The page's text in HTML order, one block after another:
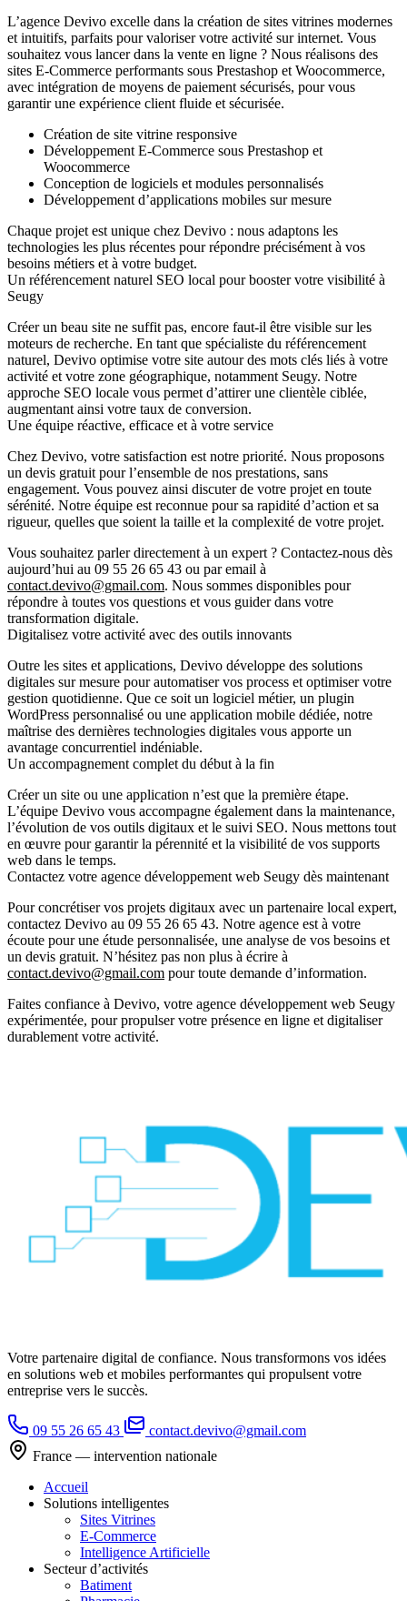
L’agence Devivo excelle dans la création de sites vitrines modernes
et intuitifs, parfaits pour valoriser votre activité sur internet. Vous
souhaitez vous lancer dans la vente en ligne ? Nous réalisons des
sites E-Commerce performants sous Prestashop et Woocommerce,
avec intégration de moyens de paiement sécurisés, pour vous
garantir une expérience client fluide et sécurisée.
Création de site vitrine responsive
Développement E-Commerce sous Prestashop et
Woocommerce
Conception de logiciels et modules personnalisés
Développement d’applications mobiles sur mesure
Chaque projet est unique chez Devivo : nous adaptons les
technologies les plus récentes pour répondre précisément à vos
besoins métiers et à votre budget.
Un référencement naturel SEO local pour booster votre visibilité à
Seugy
Créer un beau site ne suffit pas, encore faut-il être visible sur les
moteurs de recherche. En tant que spécialiste du référencement
naturel, Devivo optimise votre site autour des mots clés liés à votre
activité et votre zone géographique, notamment Seugy. Notre
approche SEO locale vous permet d’attirer une clientèle ciblée,
augmentant ainsi votre taux de conversion.
Une équipe réactive, efficace et à votre service
Chez Devivo, votre satisfaction est notre priorité. Nous proposons
un devis gratuitpour l’ensemble de nos prestations, sans
engagement. Vous pouvez ainsi discuter de votre projet en toute
sérénité. Notre équipe est reconnue pour sa rapidité d’action et sa
rigueur, quelles que soient la taille et la complexité de votre projet.
Vous souhaitez parler directement à un expert ? Contactez-nous dès
aujourd’hui au 09 55 26 65 43 ou par email à
contact.devivo@gmail.com. Nous sommes disponibles pour
répondre à toutes vos questions et vous guider dans votre
transformation digitale.
Digitalisez votre activité avec des outils innovants
Outre les sites et applications, Devivo développe des solutions
digitales sur mesure pour automatiser vos process et optimiser votre
gestion quotidienne. Que ce soit un logiciel métier, un plugin
WordPress personnalisé ou une application mobile dédiée, notre
maîtrise des dernières technologies digitales vous apporte un
avantage concurrentiel indéniable.
Un accompagnement complet du début à la fin
Créer un site ou une application n’est que la première étape.
L’équipe Devivo vous accompagne également dans la maintenance,
l’évolution de vos outils digitaux et le suivi SEO. Nous mettons tout
en œuvre pour garantir la pérennité et la visibilité de vos supports
web dans le temps.
Contactez votre agence développement web Seugy dès maintenant
Pour concrétiser vos projets digitaux avec un partenaire local expert,
contactez Devivo au 09 55 26 65 43. Notre agence est à votre
écoute pour une étude personnalisée, une analyse de vos besoins et
un devis gratuit. N’hésitez pas non plus à écrire à
contact.devivo@gmail.com pour toute demande d’information.
Faites confiance à Devivo, votre agence développement web Seugy
expérimentée, pour propulser votre présence en ligne et digitaliser
durablement votre activité.
Votre partenaire digital de confiance. Nous transformons vos idées
en solutions web et mobiles performantes qui propulsent votre
entreprise vers le succès.
09 55 26 65 43
contact.devivo@gmail.com
France — intervention nationale
Accueil
Solutions intelligentes
Sites Vitrines
E-Commerce
Intelligence Artificielle
Secteur d’activités
Batiment